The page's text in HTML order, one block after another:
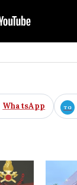
WhatsApp